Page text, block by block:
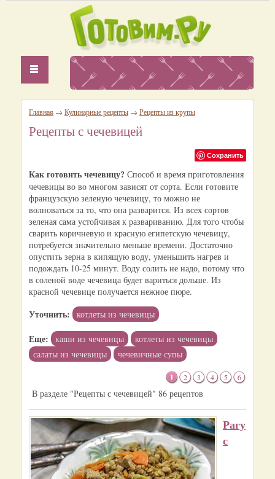
Главная → Кулинарные рецепты → Рецепты из крупы
Рецепты с чечевицей
Сохранить
Как готовить чечевицу? Способ и время приготовления
чечевицы во во многом зависят от сорта. Если готовите
французскую зеленую чечевицу, то можно не
волноваться за то, что она разварится. Из всех сортов
зеленая сама устойчивая к развариванию. Для того чтобы
сварить коричневую и красную египетскую чечевицу,
потребуется значительно меньше времени. Достаточно
опустить зерна в кипящую воду, уменьшить нагрев и
подождать 10-25 минут. Воду солить не надо, потому что
в соленой воде чечевица будет вариться дольше. Из
красной чечевице получается нежное пюре.
Уточнить: котлеты из чечевицы
Еще: каши из чечевицы
котлеты из чечевицы
салаты из чечевицы
чечевичные супы
1 2 3 4 5 6
В разделе "Рецепты с чечевицей" 86 рецептов
Рагу
с